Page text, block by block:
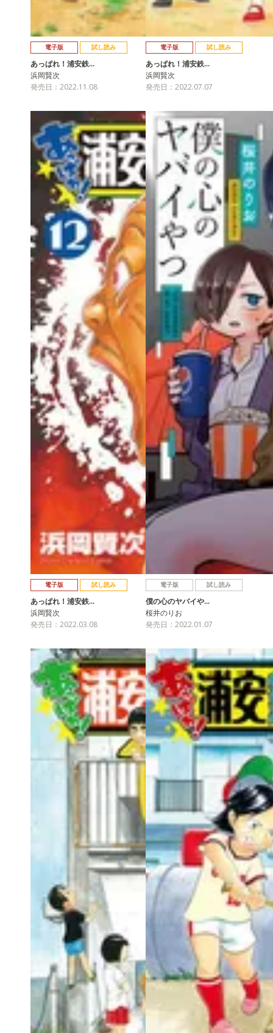
電子版 試し読み
あっぱれ！浦安鉄…
浜岡賢次
発売日：2022.11.08
電子版 試し読み
あっぱれ！浦安鉄…
浜岡賢次
発売日：2022.07.07
電子版 試し読み
あっぱれ！浦安鉄…
浜岡賢次
発売日：2022.03.08
電子版 試し読み
僕の心のヤバイや…
桜井のりお
発売日：2022.01.07